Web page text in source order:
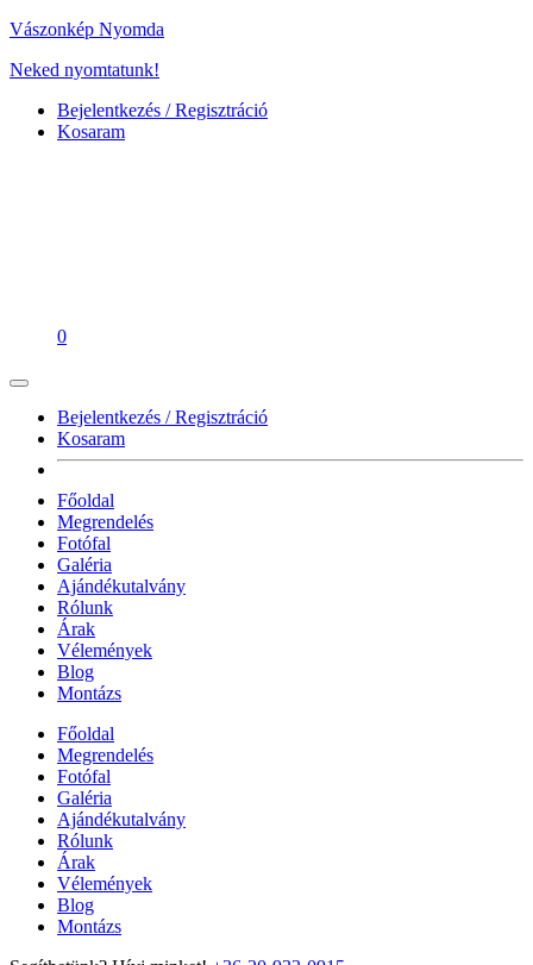
Vászonkép Nyomda
Neked nyomtatunk!
Bejelentkezés / Regisztráció
Kosaram
0
Bejelentkezés / Regisztráció
Kosaram
Főoldal
Megrendelés
Fotófal
Galéria
Ajándékutalvány
Rólunk
Árak
Vélemények
Blog
Montázs
Főoldal
Megrendelés
Fotófal
Galéria
Ajándékutalvány
Rólunk
Árak
Vélemények
Blog
Montázs